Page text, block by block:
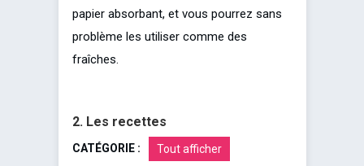
papier absorbant, et vous pourrez sans
problème les utiliser comme des
fraîches.
2. Les recettes
CATÉGORIE :
Tout afficher